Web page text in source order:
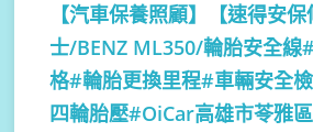
【汽車保養照顧】
【速得安
士/BENZ ML350/輪胎安全線
格#輪胎更換里程#車輛安全
四輪胎壓#OiCar高雄市苓雅